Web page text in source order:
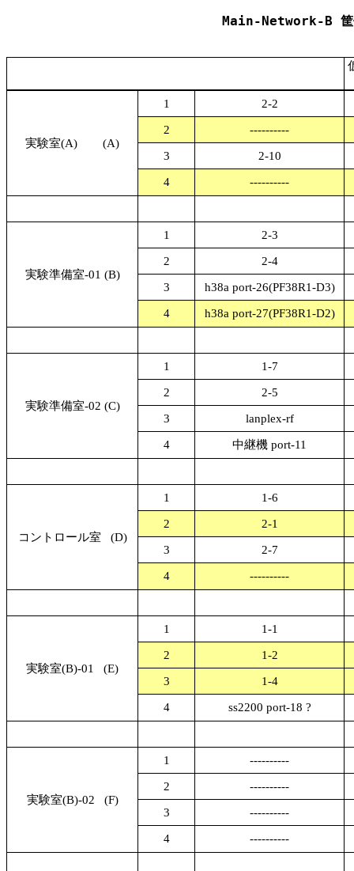
Main-Network-B 筐
実験室(A) (A)
1 2-2
2 ----------
3 2-10
4 ----------
実験準備室-01 (B)
1 2-3
2 2-4
3 h38a port-26(PF38R1-D3)
4 h38a port-27(PF38R1-D2)
実験準備室-02 (C)
1 1-7
2 2-5
3 lanplex-rf
4 中継機 port-11
コントロール室 (D)
1 1-6
2 2-1
3 2-7
4 ----------
実験室(B)-01 (E)
1 1-1
2 1-2
3 1-4
4 ss2200 port-18 ?
実験室(B)-02 (F)
1 ----------
2 ----------
3 ----------
4 ----------